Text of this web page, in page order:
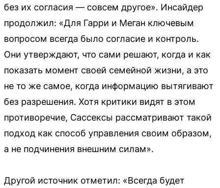
без их согласия — совсем другое». Инсайдер
продолжил: «Для Гарри и Меган ключевым
вопросом всегда было согласие и контроль.
Они утверждают, что сами решают, когда и как
показать момент своей семейной жизни, а это
не то же самое, когда информацию вытягивают
без разрешения. Хотя критики видят в этом
противоречие, Сассексы рассматривают такой
подход как способ управления своим образом,
а не подчинения внешним силам».
Другой источник отметил: «Всегда будет